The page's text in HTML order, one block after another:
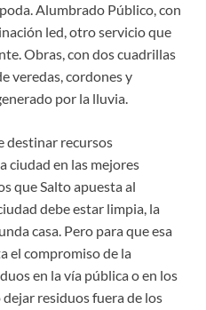
Alumbrado Público, con
led, otro servicio que
Obras, con dos cuadrillas
veredas, cordones y
por la lluvia.
destinar recursos
ciudad en las mejores
que Salto apuesta al
debe estar limpia, la
casa. Pero para que esa
el compromiso de la
en la vía pública o en los
residuos fuera de los